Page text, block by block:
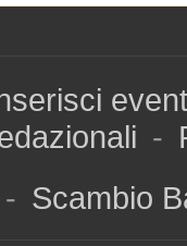
-
- Scambio